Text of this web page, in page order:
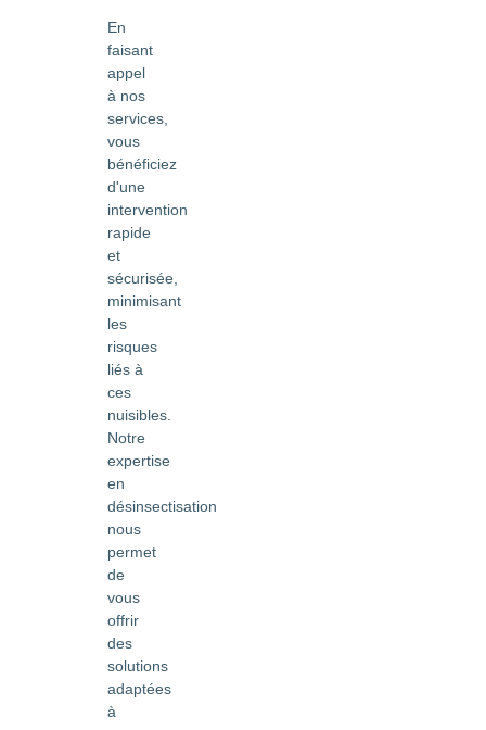
En
faisant
appel
à nos
services,
vous
bénéficiez
d'une
intervention
rapide
et
sécurisée,
minimisant
les
risques
liés à
ces
nuisibles.
Notre
expertise
en
désinsectisation
nous
permet
de
vous
offrir
des
solutions
adaptées
à